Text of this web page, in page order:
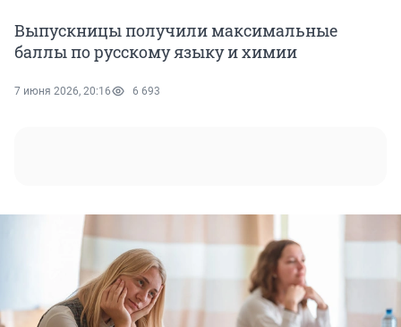
Выпускницы получили максимальные
баллы по русскому языку и химии
7 июня 2026, 20:16 6 693